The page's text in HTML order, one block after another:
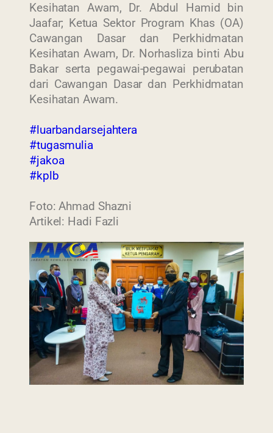
Kesihatan Awam, Dr. Abdul Hamid bin
Jaafar; Ketua Sektor Program Khas (OA)
Cawangan Dasar dan Perkhidmatan
Kesihatan Awam, Dr. Norhasliza binti Abu
Bakar serta pegawai-pegawai perubatan
dari Cawangan Dasar dan Perkhidmatan
Kesihatan Awam.
#luarbandarsejahtera
#tugasmulia
#jakoa
#kplb
Foto: Ahmad Shazni
Artikel: Hadi Fazli